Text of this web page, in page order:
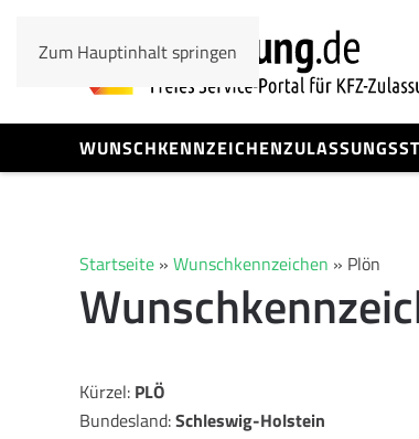
Zum Hauptinhalt springen
WUNSCHKENNZEICHEN
Startseite » Wunschkennzeichen » Plön
Kürzel: PLÖ
Bundesland:Schleswig-Holstein